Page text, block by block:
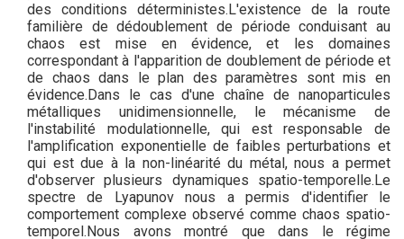
des conditions déterministes.L'existence de la route
familière de dédoublement de période conduisant au
chaos est mise en évidence, et les domaines
correspondant à l'apparition de doublement de période et
de chaos dans le plan des paramètres sont mis en
évidence.Dans le cas d'une chaîne de nanoparticules
métalliques unidimensionnelle, le mécanisme de
l'instabilité modulationnelle, qui est responsable de
l'amplification exponentielle de faibles perturbations et
qui est due à la non-linéarité du métal, nous a permet
d'observer plusieurs dynamiques spatio-temporelle.Le
spectre de Lyapunov nous a permis d'identifier le
comportement complexe observé comme chaos spatio-
temporel.Nous avons montré que dans le régime